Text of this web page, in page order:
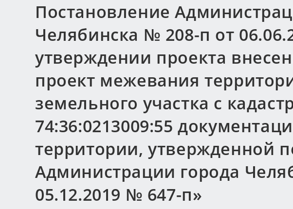
Постановление
Челябинска № 208-п от
утверждении проекта
проект межевания
земельного участка с
74:36:0213009:55
территории, утвержденной
Администрации города
05.12.2019 № 647-п»